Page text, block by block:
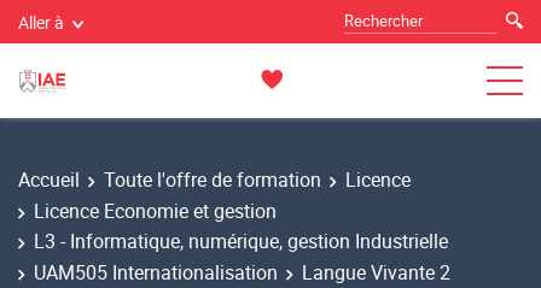
Aller à
Accueil Toute l'offre de formation
Licence
Licence Economie et gestion
L3 - Informatique, numérique, gestion Industrielle
UAM505 Internationalisation
Langue Vivante 2